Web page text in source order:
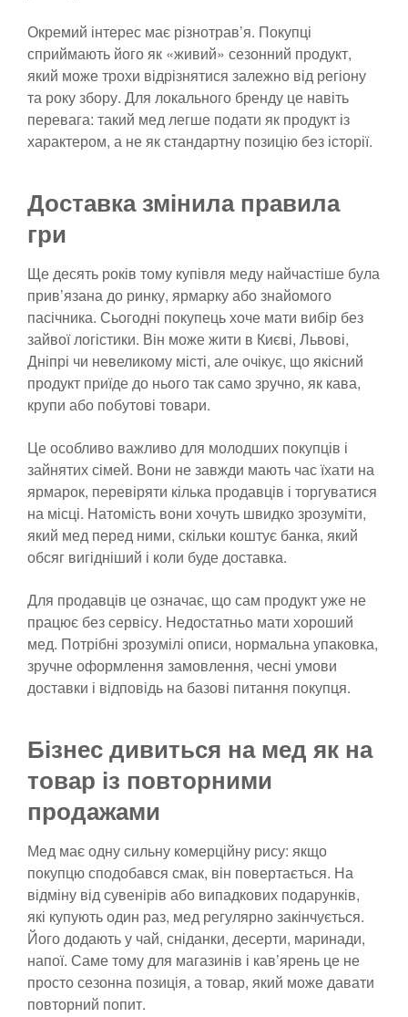
Окремий інтерес має різнотрав’я. Покупці
сприймають його як «живий» сезонний продукт,
який може трохи відрізнятися залежно від регіону
та року збору. Для локального бренду це навіть
перевага: такий мед легше подати як продукт із
характером, а не як стандартну позицію без історії.
Доставка змінила правила
гри
Ще десять років тому купівля меду найчастіше була
прив’язана до ринку, ярмарку або знайомого
пасічника. Сьогодні покупець хоче мати вибір без
зайвої логістики. Він може жити в Києві, Львові,
Дніпрі чи невеликому місті, але очікує, що якісний
продукт приїде до нього так само зручно, як кава,
крупи або побутові товари.
Це особливо важливо для молодших покупців і
зайнятих сімей. Вони не завжди мають час їхати на
ярмарок, перевіряти кілька продавців і торгуватися
на місці. Натомість вони хочуть швидко зрозуміти,
який мед перед ними, скільки коштує банка, який
обсяг вигідніший і коли буде доставка.
Для продавців це означає, що сам продукт уже не
працює без сервісу. Недостатньо мати хороший
мед. Потрібні зрозумілі описи, нормальна упаковка,
зручне оформлення замовлення, чесні умови
доставки і відповідь на базові питання покупця.
Бізнес дивиться на мед як на
товар із повторними
продажами
Мед має одну сильну комерційну рису: якщо
покупцю сподобався смак, він повертається. На
відміну від сувенірів або випадкових подарунків,
які купують один раз, мед регулярно закінчується.
Його додають у чай, сніданки, десерти, маринади,
напої. Саме тому для магазинів і кав’ярень це не
просто сезонна позиція, а товар, який може давати
повторний попит.